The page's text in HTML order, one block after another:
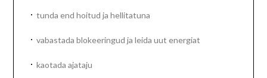
· tunda end hoitud ja hellitatuna
· vabastada blokeeringud ja leida uut energiat
· kaotada ajataju